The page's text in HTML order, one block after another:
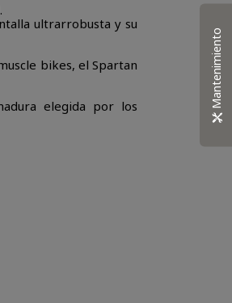
ultrarrobusta y su
bikes, el Spartan
elegida por los
Mantenimiento